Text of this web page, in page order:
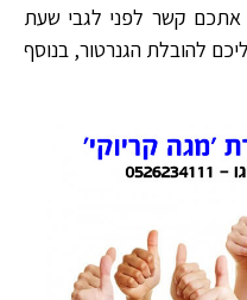
אתכם קשר לפני לגבי שעת
להובלת הגנרטור, בנוסף